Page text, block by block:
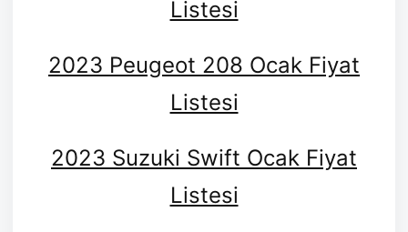
Listesi
2023 Peugeot 208 Ocak Fiyat
Listesi
2023 Suzuki Swift Ocak Fiyat
Listesi